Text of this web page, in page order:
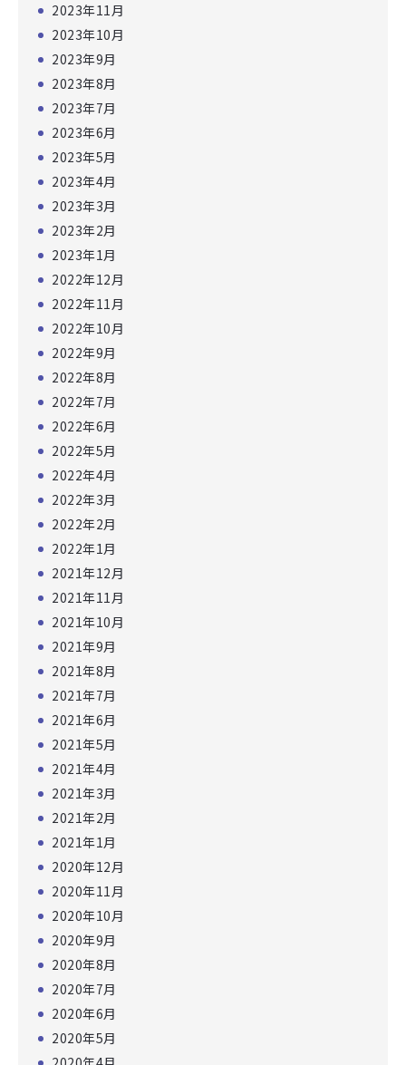
2023年11月
2023年10月
2023年9月
2023年8月
2023年7月
2023年6月
2023年5月
2023年4月
2023年3月
2023年2月
2023年1月
2022年12月
2022年11月
2022年10月
2022年9月
2022年8月
2022年7月
2022年6月
2022年5月
2022年4月
2022年3月
2022年2月
2022年1月
2021年12月
2021年11月
2021年10月
2021年9月
2021年8月
2021年7月
2021年6月
2021年5月
2021年4月
2021年3月
2021年2月
2021年1月
2020年12月
2020年11月
2020年10月
2020年9月
2020年8月
2020年7月
2020年6月
2020年5月